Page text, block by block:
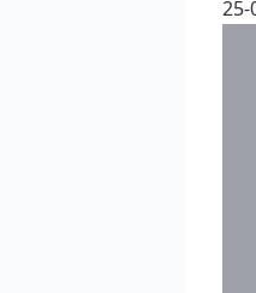
25-